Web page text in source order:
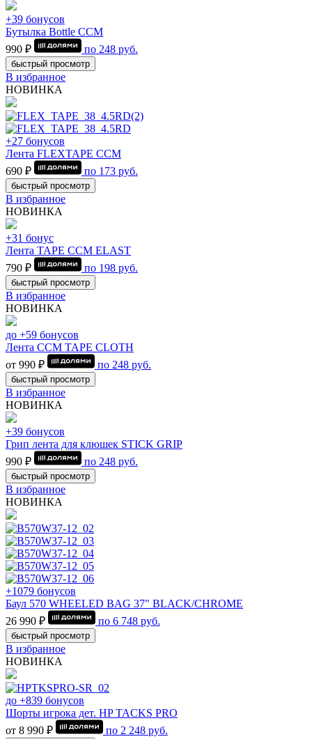
+39 бонусов
Бутылка Bottle CCM
990 ₽
по 248 руб.
быстрый просмотр
В избранное
НОВИНКА
+27 бонусов
Лента FLEXTAPE CCM
690 ₽
по 173 руб.
быстрый просмотр
В избранное
НОВИНКА
+31 бонус
Лента TAPE CCM ELAST
790 ₽
по 198 руб.
быстрый просмотр
В избранное
НОВИНКА
до +59 бонусов
Лента CCM TAPE CLOTH
от 990 ₽
по 248 руб.
быстрый просмотр
В избранное
НОВИНКА
+39 бонусов
Грип лента для клюшек STICK GRIP
990 ₽
по 248 руб.
быстрый просмотр
В избранное
НОВИНКА
+1079 бонусов
Баул 570 WHEELED BAG 37" BLACK/CHROME
26 990 ₽
по 6 748 руб.
быстрый просмотр
В избранное
НОВИНКА
до +839 бонусов
Шорты игрока дет. HP TACKS PRO
от 8 990 ₽
по 2 248 руб.